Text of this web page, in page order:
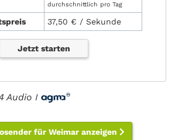
durchschnittlich pro Tag
37,50 € / Sekunde
Jetzt starten
Audio I
für Weimar anzeigen